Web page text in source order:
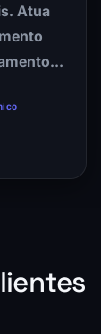
Atua